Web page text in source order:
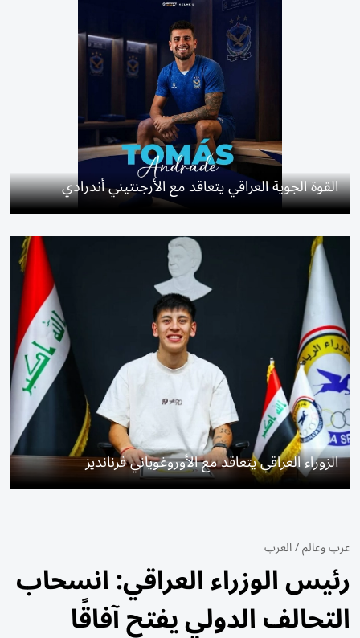
القوة الجوية العراقي يتعاقد مع الأرجنتيني أندرادي
الزوراء العراقي يتعاقد مع الأوروغوياني فرنانديز
عرب وعالم/العرب
رئيس الوزراء العراقي: انسحاب
التحالف الدولي يفتح آفاقًا